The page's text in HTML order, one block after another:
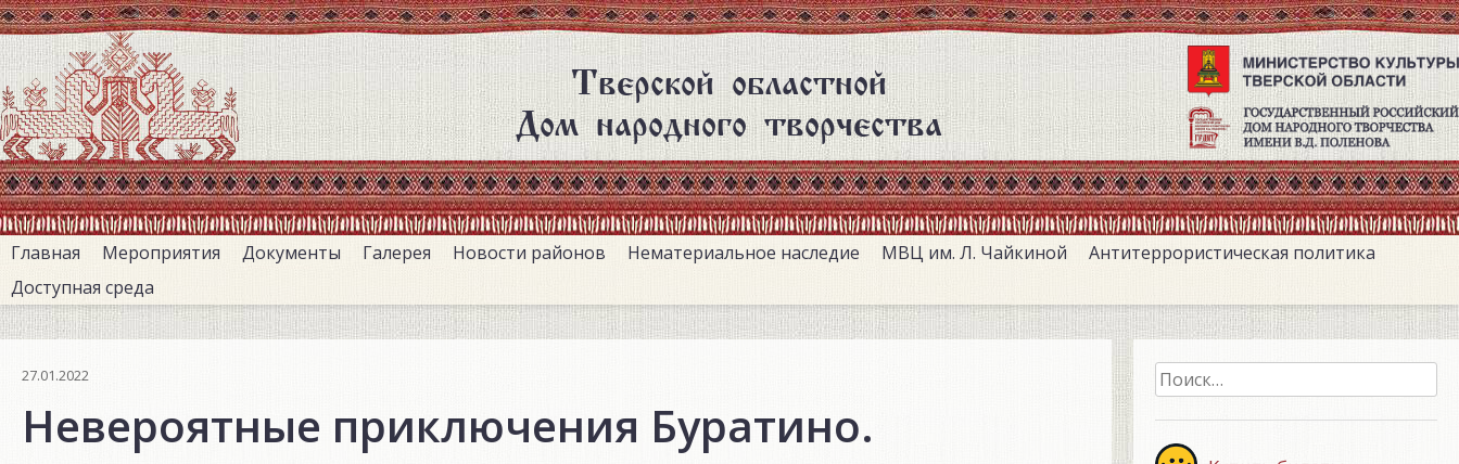
Перейти
к
основному
содержанию
Тверской областной
Дом народного творчества
Главная Мероприятия Документы Галерея Новости районов Нематериальное наследие МВЦ им. Л. Чайкиной
Антитеррористическая политика
Доступная среда
27.01.2022
Невероятные приключения Буратино.
Найти: